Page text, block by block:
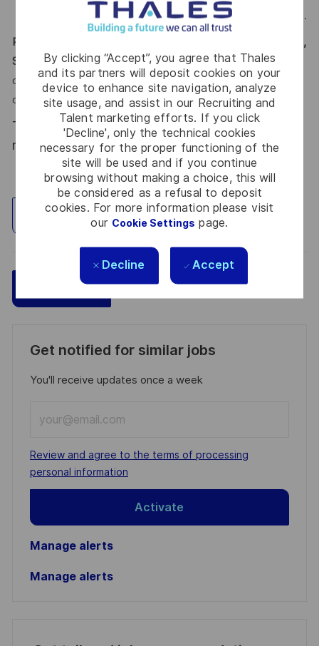
By clicking “Accept”, you agree that Thales
and its partners will deposit cookies on your
device to enhance site navigation, analyze
site usage, and assist in our Recruiting and
Talent marketing efforts. If you click
'Decline', only the technical cookies
necessary for the proper functioning of the
site will be used and if you continue
browsing without making a choice, this will
be considered as a refusal to deposit
cookies. For more information please visit
our Cookie Settings page.
Decline Accept
(Project Manager, System Engineering Manager, IVVQM).
Poste à pourvoir sur nos sites clients en Europe (Danemark,
Suède, Croatie, Irlande)avec la possibilité de missions
courtes sur d’autres sites (tours régionales ou approches)
du client ou sur les sites Thalès de Rungis ou Toulouse.
Thales reconnait tous les talents, la diversité est
notre meilleur atout. Postulez et rejoignez nous !
Explore Location
Apply Now Save
Get notified for similar jobs
You'll receive updates once a week
Email
address
(Required)
Required
Review and agree to the terms of processing
personal information
Activate
Manage alerts
Manage alerts